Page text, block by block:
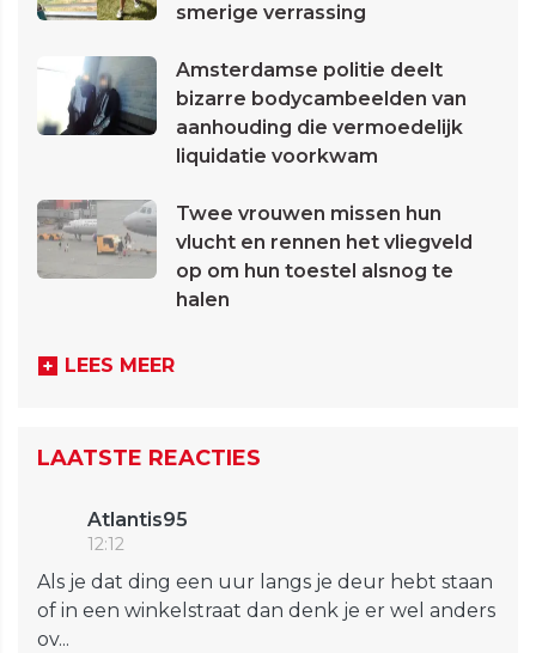
smerige verrassing
Amsterdamse politie deelt
bizarre bodycambeelden van
aanhouding die vermoedelijk
liquidatie voorkwam
Twee vrouwen missen hun
vlucht en rennen het vliegveld
op om hun toestel alsnog te
halen
LEES MEER
LAATSTE REACTIES
Atlantis95
12:12
Als je dat ding een uur langs je deur hebt staan
of in een winkelstraat dan denk je er wel anders
ov...